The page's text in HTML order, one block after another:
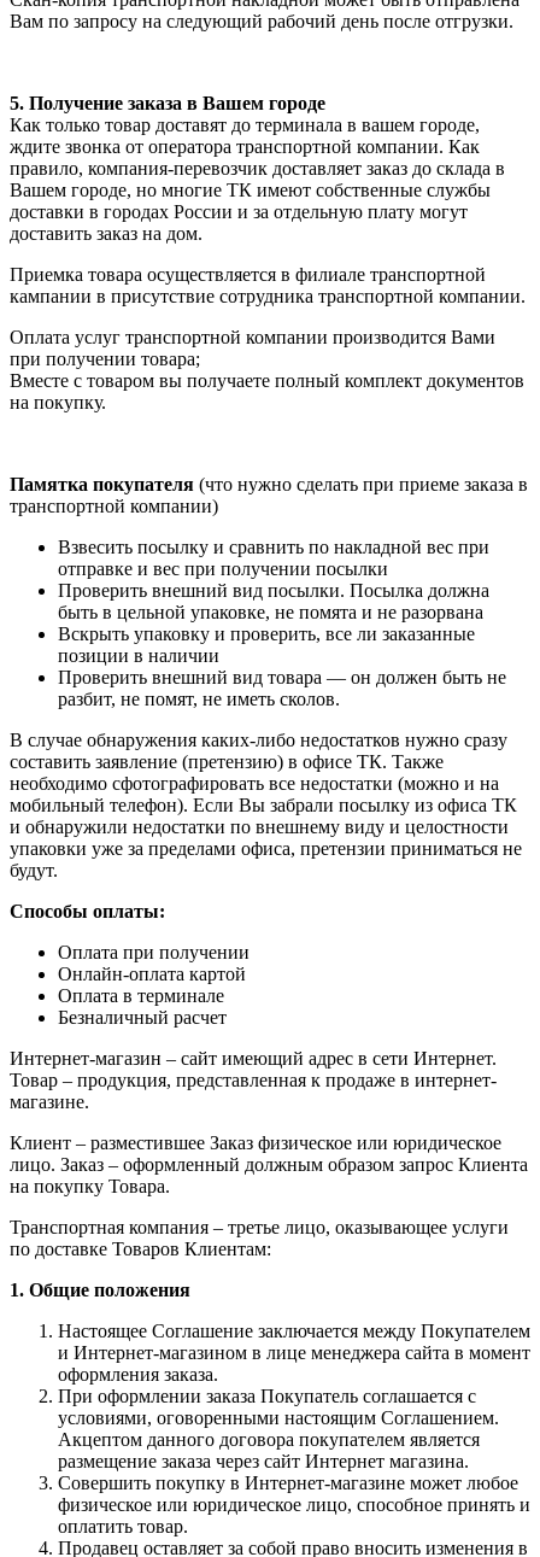
Вам по запросу на следующий рабочий день после отгрузки.
5. Получение заказа в Вашем городе
Как только товар доставят до терминала в вашем городе,
ждите звонка от оператора транспортной компании. Как
правило, компания-перевозчик доставляет заказ до склада в
Вашем городе, но многие ТК имеют собственные службы
доставки в городах России и за отдельную плату могут
доставить заказ на дом.
Приемка товара осуществляется в филиале транспортной
кампании в присутствие сотрудника транспортной компании.
Оплата услуг транспортной компании производится Вами
при получении товара;
Вместе с товаром вы получаете полный комплект документов
на покупку.
Памятка покупателя (что нужно сделать при приеме заказа в
транспортной компании)
Взвесить посылку и сравнить по накладной вес при
отправке и вес при получении посылки
Проверить внешний вид посылки. Посылка должна
быть в цельной упаковке, не помята и не разорвана
Вскрыть упаковку и проверить, все ли заказанные
позиции в наличии
Проверить внешний вид товара — он должен быть не
разбит, не помят, не иметь сколов.
В случае обнаружения каких-либо недостатков нужно сразу
составить заявление (претензию) в офисе ТК. Также
необходимо сфотографировать все недостатки (можно и на
мобильный телефон). Если Вы забрали посылку из офиса ТК
и обнаружили недостатки по внешнему виду и целостности
упаковки уже за пределами офиса, претензии приниматься не
будут.
Способы оплаты:
Оплата при получении
Онлайн-оплата картой
Оплата в терминале
Безналичный расчет
Интернет-магазин – сайт имеющий адрес в сети Интернет.
Товар – продукция, представленная к продаже в интернет-
магазине.
Клиент – разместившее Заказ физическое или юридическое
лицо. Заказ – оформленный должным образом запрос Клиента
на покупку Товара.
Транспортная компания – третье лицо, оказывающее услуги
по доставке Товаров Клиентам:
1. Общие положения
Настоящее Соглашение заключается между Покупателем
и Интернет-магазином в лице менеджера сайта в момент
оформления заказа.
При оформлении заказа Покупатель соглашается с
условиями, оговоренными настоящим Соглашением.
Акцептом данного договора покупателем является
размещение заказа через сайт Интернет магазина.
Совершить покупку в Интернет-магазине может любое
физическое или юридическое лицо, способное принять и
оплатить товар.
Продавец оставляет за собой право вносить изменения в